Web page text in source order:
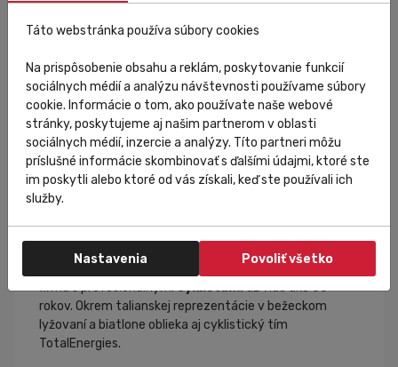
vsadené rukávy
kvalitný, celorozopínací YKK® zips
6 priestranných zadných vreciek
v dolnej zadnej časti pružný lem so silikónovou
vnútornou stranou
teplotný rozsah: 15°C a viac
Sportful
lyžovanie,cyklistika, outdoor). Pri výrobe používa
inovatívne technológie a kvalitné materiály. S cieľom
firma s profesionálnymicyklistamiuž viac ako 60
rokov. Okrem talianskej reprezentácie v bežeckom
lyžovaní a biatlone oblieka aj cyklistický tím
TotalEnergies.
Táto webstránka používa súbory cookies
Na prispôsobenie obsahu a reklám, poskytovanie funkcií
sociálnych médií a analýzu návštevnosti používame súbory
cookie. Informácie o tom, ako používate naše webové
stránky, poskytujeme aj našim partnerom v oblasti
sociálnych médií, inzercie a analýzy. Títo partneri môžu
príslušné informácie skombinovať s ďalšími údajmi, ktoré ste
im poskytli alebo ktoré od vás získali, keď ste používali ich
služby.
Nastavenia Povoliť všetko